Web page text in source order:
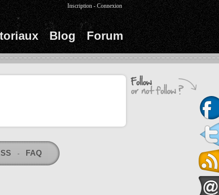
Blog Forum
Inscription -Connexion
- FAQ